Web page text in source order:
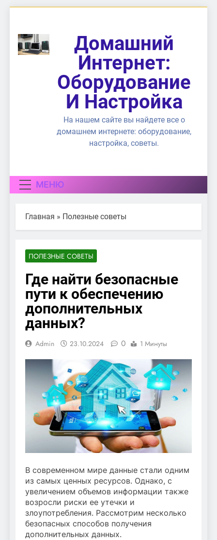
содержимому
Домашний
Интернет:
Оборудование
И Настройка
На нашем сайте вы найдете все о
домашнем интернете: оборудование,
настройка, советы.
МЕНЮ
Главная » Полезные советы
ПОЛЕЗНЫЕ СОВЕТЫ
Где найти безопасные
пути к обеспечению
дополнительных
данных?
Admin 23.10.2024 0 1 Минуты
В современном мире данные стали одним
из самых ценных ресурсов. Однако, с
увеличением объемов информации также
возросли риски ее утечки и
злоупотребления. Рассмотрим несколько
безопасных способов получения
дополнительных данных.